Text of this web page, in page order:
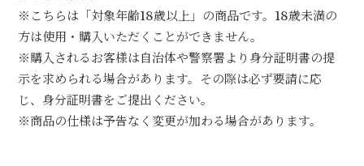
※こちらは「対象年齢18歳以上」の商品です。18歳未満の
方は使用・購入いただくことができません。
※購入されるお客様は自治体や警察署より身分証明書の提
示を求められる場合があります。その際は必ず要請に応
じ、身分証明書をご提出ください。
※商品の仕様は予告なく変更が加わる場合があります。